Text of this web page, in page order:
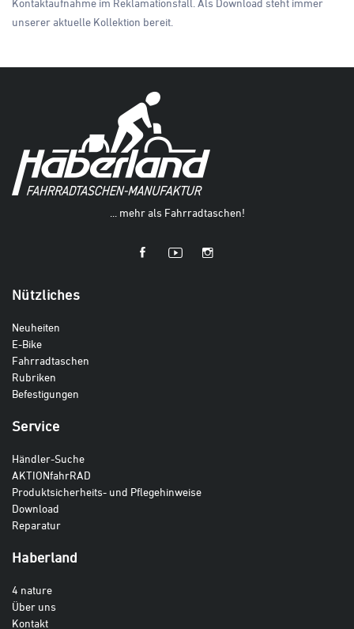
unserer aktuelle Kollektion bereit.
... mehr als Fahrradtaschen!
Nützliches
Neuheiten
E-Bike
Fahrradtaschen
Rubriken
Befestigungen
Service
Händler-Suche
AKTIONfahrRAD
Produktsicherheits- und Pflegehinweise
Download
Reparatur
Haberland
4 nature
Über uns
Kontakt